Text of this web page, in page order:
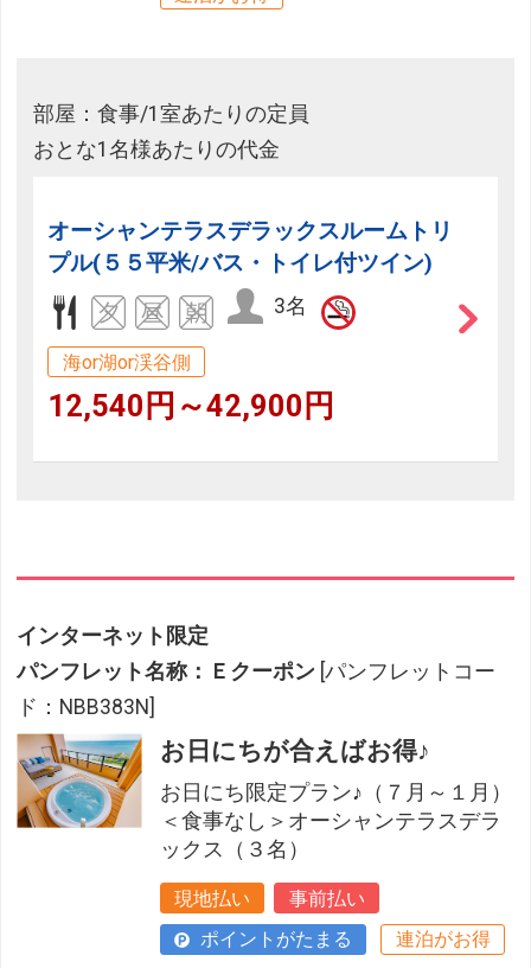
部屋：食事/1室あたりの定員
おとな1名様あたりの代金
オーシャンテラスデラックスルームトリ
プル(５５平米/バス・トイレ付ツイン)
3名
海or湖or渓谷側
12,540円～42,900円
インターネット限定
パンフレット名称：Ｅクーポン [パンフレットコー
ド：NBB383N]
お日にちが合えばお得♪
お日にち限定プラン♪（７月～１月）
＜食事なし＞オーシャンテラスデラ
ックス（３名）
現地払い
事前払い
ポイントがたまる
連泊がお得